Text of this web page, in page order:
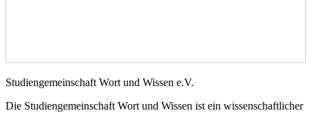
Studiengemeinschaft Wort und Wissen e.V.
Die Studiengemeinschaft Wort und Wissen ist ein wissenschaftlicher